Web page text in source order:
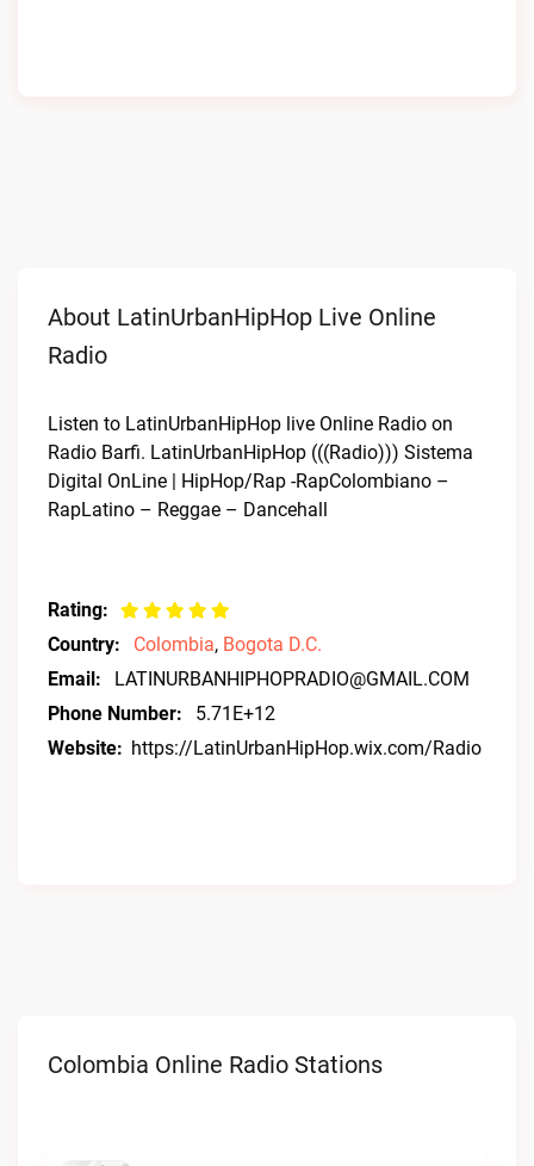
About LatinUrbanHipHop Live Online
Radio
Listen to LatinUrbanHipHop live Online Radio on
Radio Barfi. LatinUrbanHipHop (((Radio))) Sistema
Digital OnLine | HipHop/Rap -RapColombiano –
RapLatino – Reggae – Dancehall
Rating:
Country:
Colombia, Bogota D.C.
Email:
LATINURBANHIPHOPRADIO@GMAIL.COM
Phone Number:
5.71E+12
Website: https://LatinUrbanHipHop.wix.com/Radio
Colombia Online Radio Stations